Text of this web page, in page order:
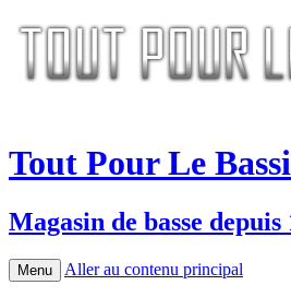
Tout Pour Le
Magasin de basse depuis
Menu Aller au contenu principal